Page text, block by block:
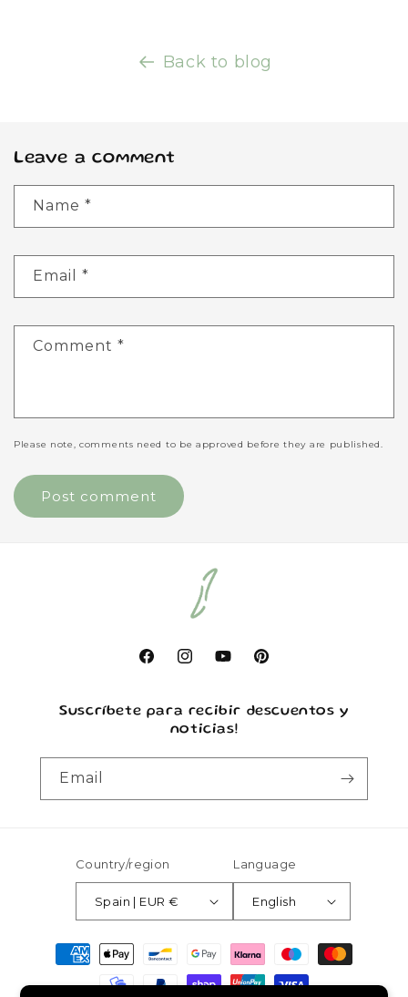
Back to blog
Leave a comment
Name *
Email *
Comment *
Please note, comments need to be approved before they are published.
FacebookInstagramYouTubePinterest
Suscríbete para recibir descuentos y
noticias!
Email
Country/region
Spain | EUR €
Language
English
Payment
methods